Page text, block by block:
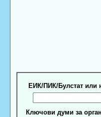
ЕИК/ПИК/Булстат или
Ключови думи за